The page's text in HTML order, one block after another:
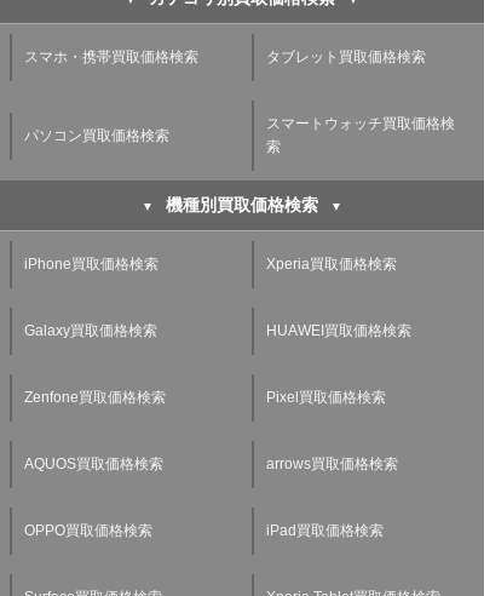
スマホ・携帯買取価格検索 タブレット買取価格検索
パソコン買取価格検索
スマートウォッチ買取価格検
索
機種別買取価格検索
iPhone買取価格検索 Xperia買取価格検索
Galaxy買取価格検索 HUAWEI買取価格検索
Zenfone買取価格検索 Pixel買取価格検索
AQUOS買取価格検索 arrows買取価格検索
OPPO買取価格検索 iPad買取価格検索